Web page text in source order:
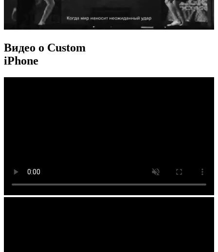
Видео о Custom
iPhone